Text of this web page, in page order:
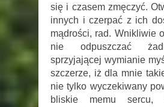
się i czasem zmęczyć.
innych i czerpać z ich
mądrości, rad. Wnikliwie
nie odpuszczać
sprzyjającej wymianie
szczerze, iż dla mnie
nie tylko wyczekiwany
bliskie memu sercu,